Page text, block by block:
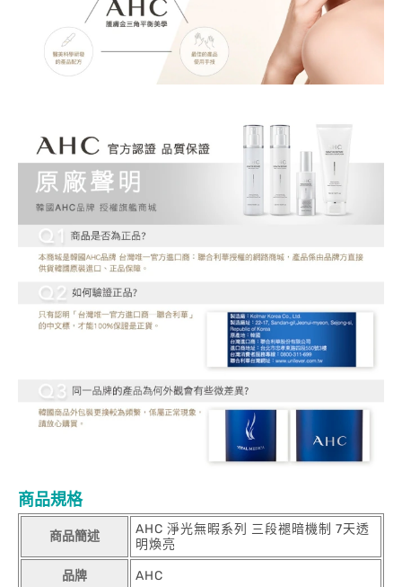
商品規格
商品簡述
AHC 淨光無暇系列 三段褪暗機制 7天透
明煥亮
品牌 AHC